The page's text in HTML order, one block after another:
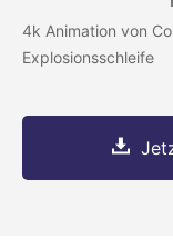
4k Animation von
Explosionsschleife